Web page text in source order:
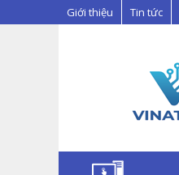
Giới thiệu Tin tức